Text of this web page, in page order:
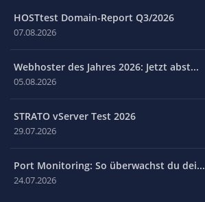
HOSTtest Domain-Report Q3/2026
07.08.2026
Webhoster des Jahres 2026: Jetzt abst...
05.08.2026
STRATO vServer Test 2026
29.07.2026
Port Monitoring: So überwachst du dei...
24.07.2026